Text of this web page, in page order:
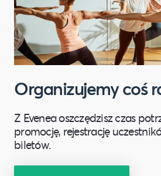
Organizujemy coś
Z Evenea oszczędzisz czas
promocję, rejestrację
biletów.